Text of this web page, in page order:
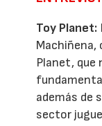
Toy Planet:
Machiñena,
Planet, que
además de
sector